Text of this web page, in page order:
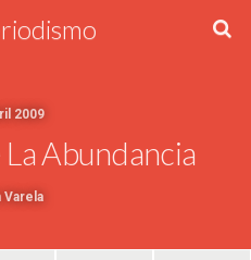
2009
Abundancia
Varela